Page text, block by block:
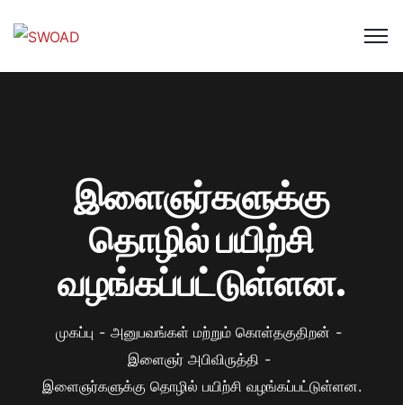
இளைஞர்களுக்கு
தொழில் பயிற்சி
வழங்கப்பட்டுள்ளன.
முகப்பு
அனுபவங்கள் மற்றும் கொள்தகுதிறன்
இளைஞர் அபிவிருத்தி
இளைஞர்களுக்கு தொழில் பயிற்சி வழங்கப்பட்டுள்ளன.